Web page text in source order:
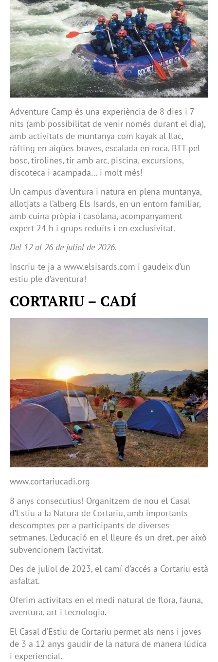
Adventure Camp és una experiència de 8 dies i 7
nits (amb possibilitat de venir només durant el dia),
amb activitats de muntanya com kayak al llac,
ràfting en aigües braves, escalada en roca, BTT pel
bosc, tirolines, tir amb arc, piscina, excursions,
discoteca i acampada… i molt més!
Un campus d’aventura i natura en plena muntanya,
allotjats a l’alberg Els Isards, en un entorn familiar,
amb cuina pròpia i casolana, acompanyament
expert 24 h i grups reduïts i en exclusivitat.
Del 12 al 26 de juliol de 2026.
Inscriu-te ja a www.elsisards.com i gaudeix d’un
estiu ple d’aventura!
CORTARIU – CADÍ
www.cortariucadi.org
8 anys consecutius! Organitzem de nou el Casal
d’Estiu a la Natura de Cortariu, amb importants
descomptes per a participants de diverses
setmanes. L’educació en el lleure és un dret, per això
subvencionem l’activitat.
Des de juliol de 2023, el camí d’accés a Cortariu està
asfaltat.
Oferim activitats en el medi natural de flora, fauna,
aventura, art i tecnologia.
El Casal d’Estiu de Cortariu permet als nens i joves
de 3 a 12 anys gaudir de la natura de manera lúdica
i experiencial.